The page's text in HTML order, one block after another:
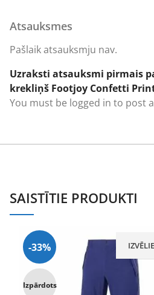
Atsauksmes
Pašlaik atsauksmju nav.
Uzraksti atsauksmi pirmais
krekliņš Footjoy Confetti
You must be logged in to post
SAISTĪTIE PRODUKTI
-33%
Izpārdots